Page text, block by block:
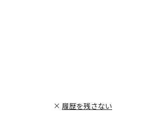
履歴を残さない